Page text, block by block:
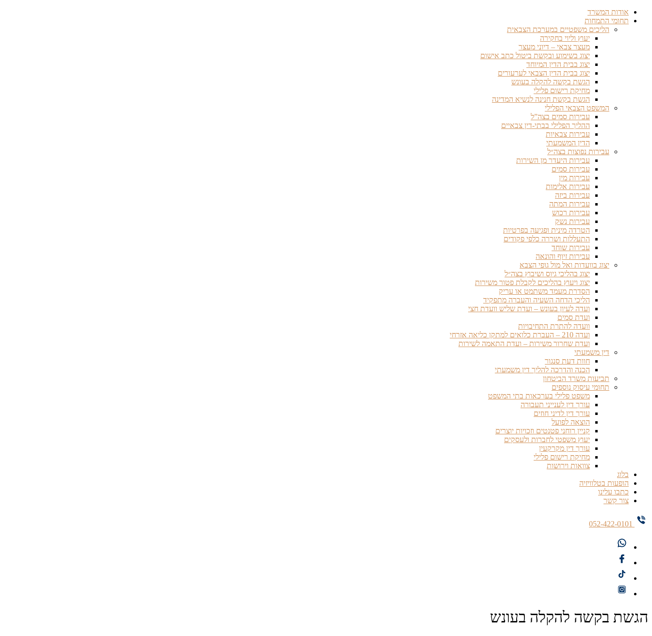
אודות המשרד
תחומי התמחות
הליכים משפטיים במערכת הצבאית
יעוץ וליוי בחקירה
מעצר צבאי – דיוני מעצר
יצוג בשימוע ובקשת ביטול כתב אישום
יצוג בבית הדין המיוחד
יצוג בבית הדין הצבאי לערעורים
הגשת בקשה להקלה בעונש
מחיקת רישום פלילי
הגשת בקשת חנינה לנשיא המדינה
המשפט הצבאי הפלילי
עבירות סמים בצה”ל
ההליך הפלילי בבתי-דין צבאיים
עבירות צבאיות
הדין המשמעתי
עבירות נפוצות בצה״ל
עבירות היעדר מן השירות
עבירות סמים
עבירות מין
עבירות אלימות
עבירות ביזה
עבירות המתה
עבירות רכוש
עבירות נשק
הטרדה מינית ופגיעה בפרטיות
התעללות ושררה כלפי פקודים
עבירות שוחד
עבירות זיוף והונאה
יצוג בוועדות ואל מול גופי הצבא
יצוג בהליכי גיוס ושיבוץ בצה״ל
יצוג ויעוץ בהליכים לקבלת פטור משירות
הסדרת מעמד משתמט או עריק
הליכי הדחה השעיה והעברה מתפקיד
ועדה לעיון בעונש – ועדת שליש וועדת חצי
ועדת סמים
וועדה להתרת התחיבויות
ועדה 210 – העברת כלואים למתקן כליאה אזרחי
ועדת שחרור משירות – ועדת התאמה לשירות
דין משמעתי
חוות דעת סנגור
הכנה והדרכה להליך דין משמעתי
תביעות משרד הביטחון
תחומי עיסוק נוספים
משפט פלילי בערכאות בתי המשפט
עורך דין לענייני תעבורה
עורך דין לדיני חוזים
הוצאה לפועל
קניין רוחני פטנטים וזכויות יוצרים
יעוץ משפטי לחברות ולעסקים
עורך דין מקרקעין
מחיקת רישום פלילי
צוואות וירושות
בלוג
הופעות בטלוויזיה
כתבו עלינו
צור קשר
052-422-0101
הגשת בקשה להקלה בעונש